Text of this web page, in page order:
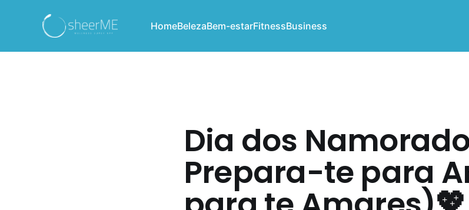
HomeBelezaBem-estarFitnessBusiness
Dia dos
Prepara-te para